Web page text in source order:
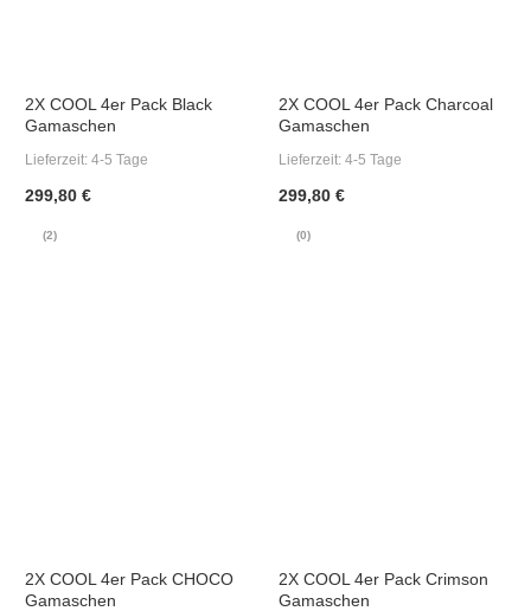
2X COOL 4er Pack Black
Gamaschen
Lieferzeit: 4-5 Tage
299,80 €
(2)
2X COOL 4er Pack Charcoal
Gamaschen
Lieferzeit: 4-5 Tage
299,80 €
(0)
2X COOL 4er Pack CHOCO
Gamaschen
2X COOL 4er Pack Crimson
Gamaschen